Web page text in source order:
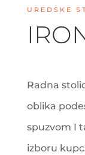
UREDSKE
Radna
oblika
spuzvom I
izboru